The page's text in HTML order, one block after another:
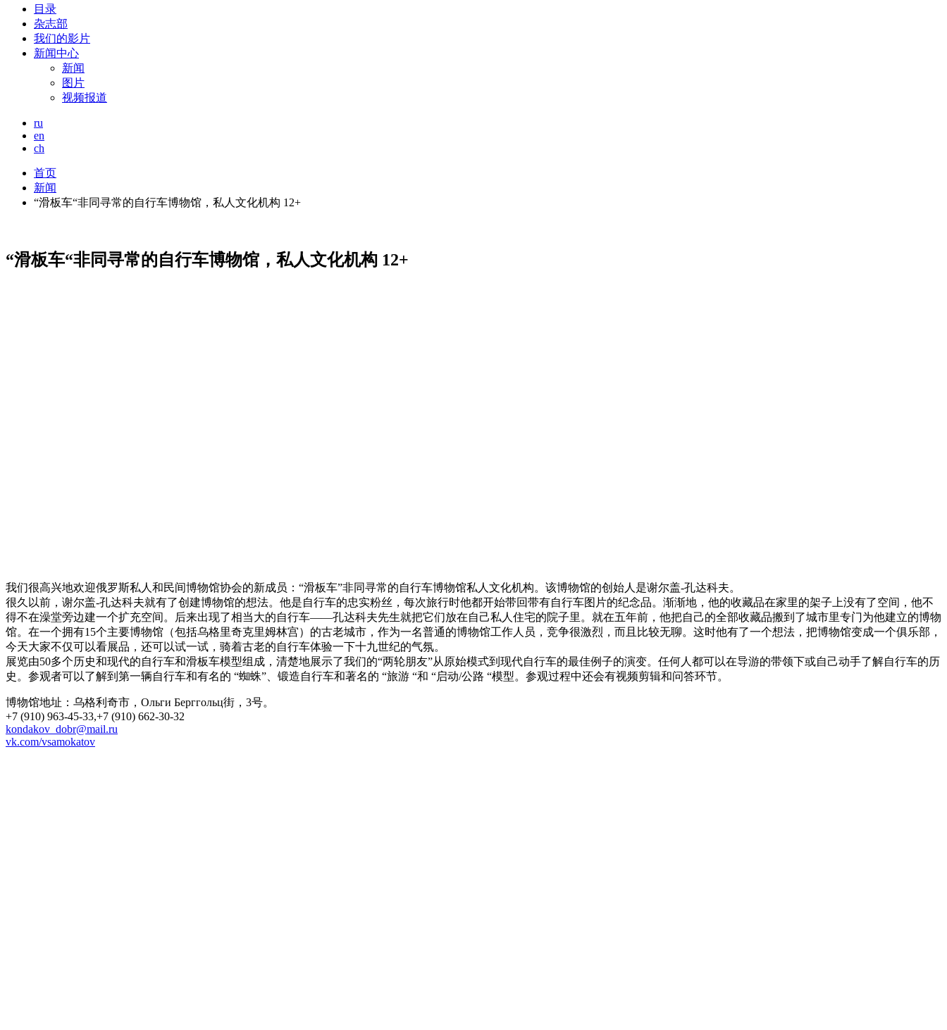
目录
杂志部
我们的影片
新闻中心
新闻
图片
视频报道
ru
en
ch
首页
新闻
“滑板车“非同寻常的自行车博物馆，私人文化机构 12+
“滑板车“非同寻常的自行车博物馆，私人文化机构 12+
我们很高兴地欢迎俄罗斯私人和民间博物馆协会的新成员：“滑板车”非同寻常的自行车博物馆私人文化机构。该博物馆的创始人是谢尔盖-孔达科夫。
很久以前，谢尔盖-孔达科夫就有了创建博物馆的想法。他是自行车的忠实粉丝，每次旅行时他都开始带回带有自行车图片的纪念品。渐渐地，他的收藏品在家里的架子上没有了空间，他不
得不在澡堂旁边建一个扩充空间。后来出现了相当大的自行车——孔达科夫先生就把它们放在自己私人住宅的院子里。就在五年前，他把自己的全部收藏品搬到了城市里专门为他建立的博物
馆。在一个拥有15个主要博物馆（包括乌格里奇克里姆林宫）的古老城市，作为一名普通的博物馆工作人员，竞争很激烈，而且比较无聊。这时他有了一个想法，把博物馆变成一个俱乐部，
今天大家不仅可以看展品，还可以试一试，骑着古老的自行车体验一下十九世纪的气氛。
展览由50多个历史和现代的自行车和滑板车模型组成，清楚地展示了我们的“两轮朋友”从原始模式到现代自行车的最佳例子的演变。任何人都可以在导游的带领下或自己动手了解自行车的历
史。参观者可以了解到第一辆自行车和有名的 “蜘蛛”、锻造自行车和著名的 “旅游 “和 “启动/公路 “模型。参观过程中还会有视频剪辑和问答环节。
博物馆地址：乌格利奇市，Ольги Берггольц街，3号。
+7 (910) 963-45-33,+7 (910) 662-30-32
kondakov_dobr@mail.ru
vk.com/vsamokatov